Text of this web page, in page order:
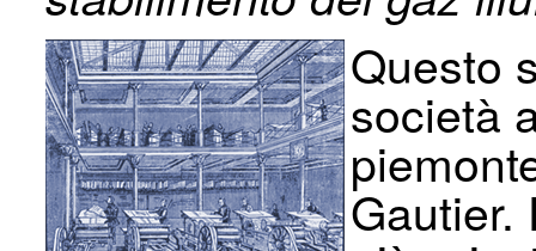
Questo
società
Gautier.